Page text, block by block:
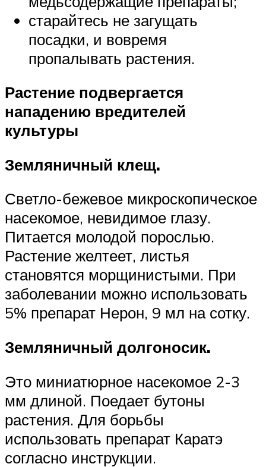
старайтесь не загущать
посадки, и вовремя
пропалывать растения.
Растение подвергается
нападению вредителей
культуры
Земляничный клещ.
Светло-бежевое микроскопическое
насекомое, невидимое глазу.
Питается молодой порослью.
Растение желтеет, листья
становятся морщинистыми. При
заболевании можно использовать
5% препарат Нерон, 9 мл на сотку.
Земляничный долгоносик.
Это миниатюрное насекомое 2-3
мм длиной. Поедает бутоны
растения. Для борьбы
использовать препарат Каратэ
согласно инструкции.